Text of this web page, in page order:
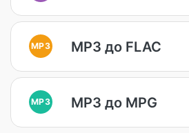
MP3 MP3 до FLAC
MP3 MP3 до MPG